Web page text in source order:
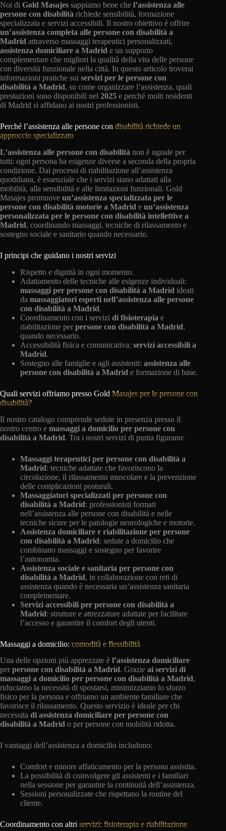
Noi di Gold Masajes sappiamo bene che l’assistenza alle
persone con disabilità richiede sensibilità, formazione
specializzata e servizi accessibili. Il nostro obiettivo è offrire
un’assistenza completa alle persone con disabilità a
Madrid attraverso massaggi terapeutici personalizzati,
assistenza domiciliare a Madrid e un supporto
complementare che migliori la qualità della vita delle persone
con diversità funzionale nella città. In questo articolo troverai
informazioni pratiche sui servizi per le persone con
disabilità a Madrid, su come organizzare l’assistenza, quali
prestazioni sono disponibili nel 2025 e perché molti residenti
di Madrid si affidano ai nostri professionisti.
Perché l’assistenza alle persone con disabilità richiede un
approccio specializzato
L’assistenza alle persone con disabilità non è uguale per
tutti: ogni persona ha esigenze diverse a seconda della propria
condizione. Dai processi di riabilitazione all’assistenza
quotidiana, è essenziale che i servizi siano adattati alla
mobilità, alla sensibilità e alle limitazioni funzionali. Gold
Masajes promuove un’assistenza specializzata per le
persone con disabilità motorie a Madrid e un’assistenza
personalizzata per le persone con disabilità intellettive a
Madrid, coordinando massaggi, tecniche di rilassamento e
sostegno sociale e sanitario quando necessario.
I principi che guidano i nostri servizi
Rispetto e dignità in ogni momento.
Adattamento delle tecniche alle esigenze individuali:
massaggi per persone con disabilità a Madrid ideati
da massaggiatori esperti nell’assistenza alle persone
con disabilità a Madrid.
Coordinamento con i servizi di fisioterapia e
riabilitazione per persone con disabilità a Madrid,
quando necessario.
Accessibilità fisica e comunicativa: servizi accessibili a
Madrid.
Sostegno alle famiglie e agli assistenti: assistenza alle
persone con disabilità a Madrid e formazione di base.
Quali servizi offriamo presso Gold Masajes per le persone con
disabilità?
Il nostro catalogo comprende sedute in presenza presso il
nostro centro e massaggi a domicilio per persone con
disabilità a Madrid. Tra i nostri servizi di punta figurano:
Massaggi terapeutici per persone con disabilità a
Madrid: tecniche adattate che favoriscono la
circolazione, il rilassamento muscolare e la prevenzione
delle complicazioni posturali.
Massaggiatori specializzati per persone con
disabilità a Madrid: professionisti formati
nell’assistenza alle persone con disabilità e nelle
tecniche sicure per le patologie neurologiche e motorie.
Assistenza domiciliare e riabilitazione per persone
con disabilità a Madrid: sedute a domicilio che
combinano massaggi e sostegno per favorire
l’autonomia.
Assistenza sociale e sanitaria per persone con
disabilità a Madrid, in collaborazione con reti di
assistenza quando è necessaria un’assistenza sanitaria
complementare.
Servizi accessibili per persone con disabilità a
Madrid: strutture e attrezzature adattate per facilitare
l’accesso e garantire il comfort degli utenti.
Massaggi a domicilio: comodità e flessibilità
Una delle opzioni più apprezzate è l’assistenza domiciliare
per persone con disabilità a Madrid. Grazie ai servizi di
massaggi a domicilio per persone con disabilità a Madrid,
riduciamo la necessità di spostarsi, minimizziamo lo sforzo
fisico per la persona e offriamo un ambiente familiare che
favorisce il rilassamento. Questo servizio è ideale per chi
necessita di assistenza domiciliare per persone con
disabilità a Madrid o per persone con mobilità ridotta.
I vantaggi dell’assistenza a domicilio includono:
Comfort e minore affaticamento per la persona assistita.
La possibilità di coinvolgere gli assistenti e i familiari
nella sessione per garantire la continuità dell’assistenza.
Sessioni personalizzate che rispettano la routine del
cliente.
Coordinamento con altri servizi: fisioterapia e riabilitazione